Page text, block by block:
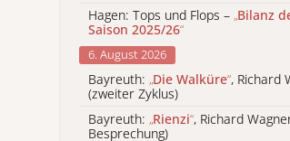
Hagen: Tops und Flops – „Bilanz
Saison 2025/26“
6. August 2026
Bayreuth: „Die Walküre“, Richard
(zweiter Zyklus)
Bayreuth: „Rienzi“, Richard
Besprechung)